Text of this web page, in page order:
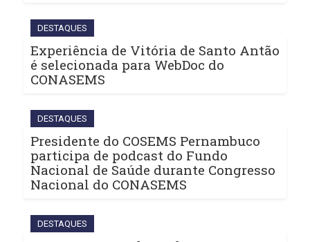
DESTAQUES
Experiência de Vitória de Santo Antão
é selecionada para WebDoc do
CONASEMS
DESTAQUES
Presidente do COSEMS Pernambuco
participa de podcast do Fundo
Nacional de Saúde durante Congresso
Nacional do CONASEMS
DESTAQUES